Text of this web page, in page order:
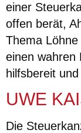
einer
offen berät,
Thema
einen wahren
hilfsbereit
UWE
Die